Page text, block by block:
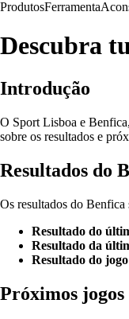
ProdutosFerramenta
Descubra
Introdução
O Sport Lisboa e
sobre os resultados e
Resultados do
Os resultados do
Resultado do
Resultado da
Resultado do
Próximos